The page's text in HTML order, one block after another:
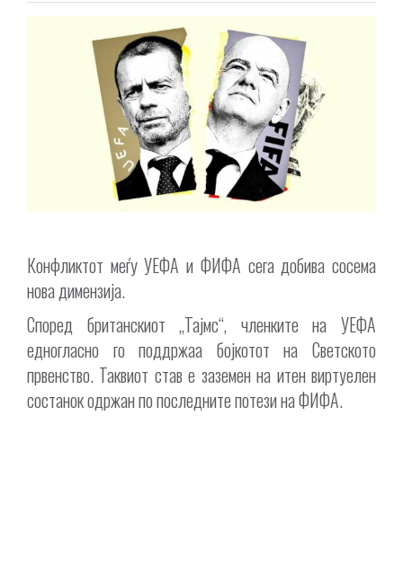
Конфликтот меѓу УЕФА и ФИФА сега добива сосема
нова димензија.
Според британскиот „Тајмс“, членките на УЕФА
едногласно го поддржаа бојкотот на Светското
првенство. Таквиот став е заземен на итен виртуелен
состанок одржан по последните потези на ФИФА.